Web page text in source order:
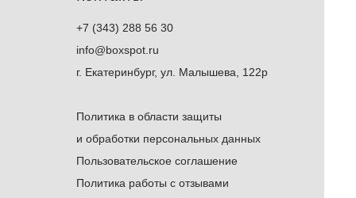
+7 (343) 288 56 30
info@boxspot.ru
г. Екатеринбург, ул. Малышева, 122р
Политика в области защиты
и обработки персональных данных
Пользовательское соглашение
Политика работы с отзывами